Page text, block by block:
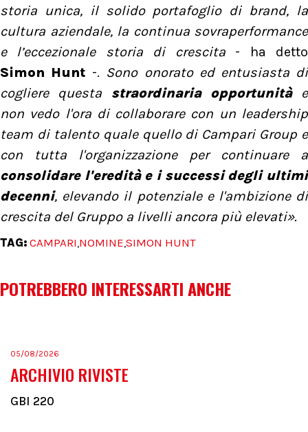
storia unica, il solido portafoglio di brand, la
cultura aziendale, la continua sovraperformance
e l’eccezionale storia di crescita- ha detto
Simon Hunt -. Sono onorato ed entusiasta di
cogliere questa straordinaria opportunità e
non vedo l'ora di collaborare con un leadership
team di talento quale quello di Campari Group e
con tutta l'organizzazione per continuare a
consolidare l'eredità e i successi degli ultimi
decenni, elevando il potenziale e l'ambizione di
crescita del Gruppo a livelli ancora più elevati».
TAG: CAMPARI,NOMINE,SIMON HUNT
POTREBBERO INTERESSARTI ANCHE
05/08/2026
ARCHIVIO RIVISTE
GBI 220